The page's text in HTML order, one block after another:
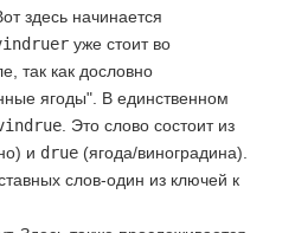
здесь начинается
уже стоит во
так как дословно
ягоды". В единственном
. Это слово состоит из
и drue (ягода/виноградина).
слов-один из ключей к